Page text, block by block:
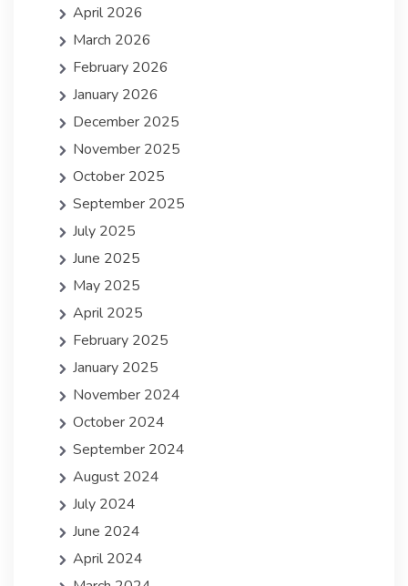
April 2026
March 2026
February 2026
January 2026
December 2025
November 2025
October 2025
September 2025
July 2025
June 2025
May 2025
April 2025
February 2025
January 2025
November 2024
October 2024
September 2024
August 2024
July 2024
June 2024
April 2024